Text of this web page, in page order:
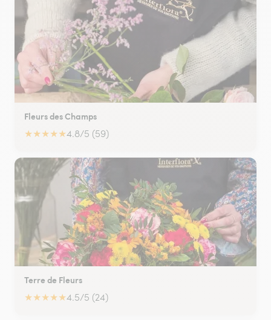
Fleurs des Champs
★★★★★4.8/5 (59)
Terre de Fleurs
★★★★★4.5/5 (24)